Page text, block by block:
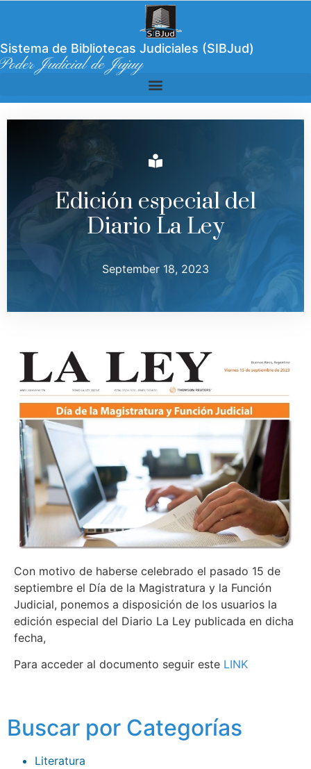
Sistema de Bibliotecas Judiciales (SIBJud)
Poder Judicial de Jujuy
Edición especial del
Diario La Ley
September 18, 2023
Con motivo de haberse celebrado el pasado 15 de
septiembre el Día de la Magistratura y la Función
Judicial, ponemos a disposición de los usuarios la
edición especial del Diario La Ley publicada en dicha
fecha,
Para acceder al documento seguir este LINK
Buscar por Categorías
Literatura